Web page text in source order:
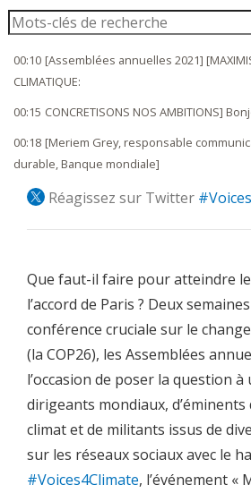
search
00:10 [Assemblées annuelles 2021]
CLIMATIQUE:
00:15 CONCRETISONS NOS AMBITIONS]
00:18 [Meriem Grey, responsable
durable, Banque mondiale]
00:24 Bienvenus à cette manifestation à
00:34 Un moment important qui nous
la lutte
00:38 contre le changement climatique. Si le
est un défi
00:40 mondial, la bataille sera gagné ou
00:44 Les mesures que prendront
détiennent la clé pour une
résiliente.
Réagissez sur Twitter
Que faut-il faire pour atteindre
l’accord de Paris ? Deux
conférence cruciale sur le
(la COP26), les Assemblées
l’occasion de poser la question
dirigeants mondiaux,
climat et de militants issus de
sur les réseaux sociaux avec le
#Voices4Climate, l’événement «